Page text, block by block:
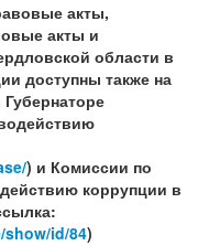
акты,
акты и
области в
доступны также на
) и Комиссии по
коррупции в
id/84)